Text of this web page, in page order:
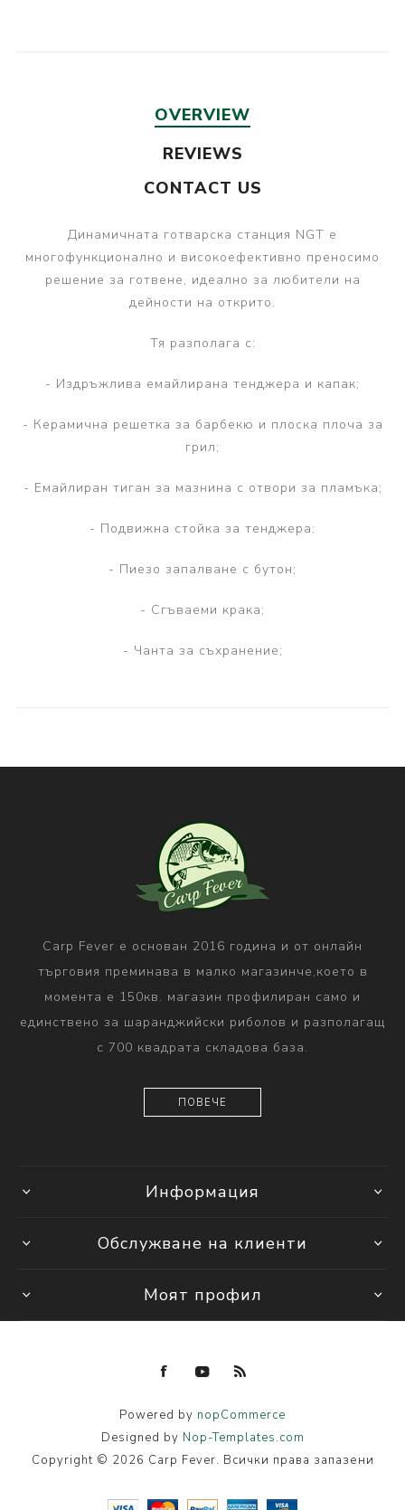
OVERVIEW
REVIEWS
CONTACT US
Динамичната готварска станция NGT е
многофункционално и високоефективно преносимо
решение за готвене, идеално за любители на
дейности на открито.
Тя разполага с:
- Издръжлива емайлирана тенджера и капак;
- Керамична решетка за барбекю и плоска плоча за
грил;
- Емайлиран тиган за мазнина с отвори за пламъка;
- Подвижна стойка за тенджера;
- Пиезо запалване с бутон;
- Сгъваеми крака;
- Чанта за съхранение;
Carp Fever е основан 2016 година и от онлайн
търговия преминава в малко магазинче,което в
момента е 150кв. магазин профилиран само и
единствено за шаранджийски риболов и разполагащ
с 700 квадрата складова база.
ПОВЕЧЕ
Информация
Обслужване на клиенти
Моят профил
Powered by nopCommerce
Designed by Nop-Templates.com
Copyright © 2026 Carp Fever. Всички права запазени